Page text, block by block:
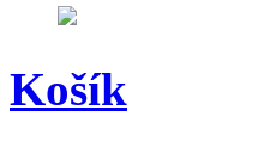
Košík